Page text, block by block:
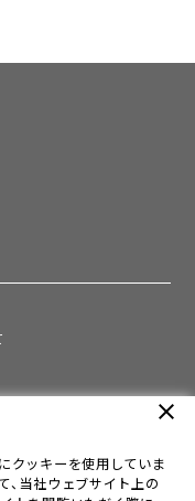
シー
クッキーを使用していま
、当社ウェブサイト上の
close